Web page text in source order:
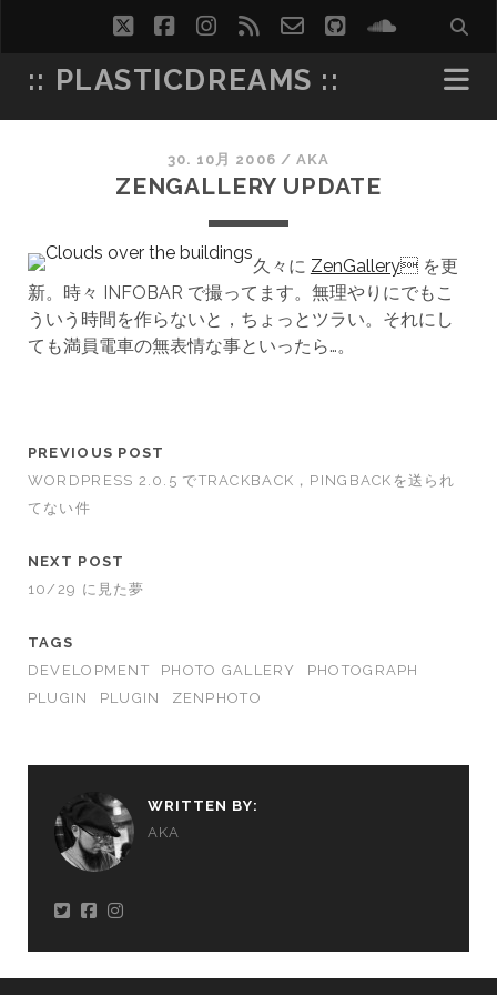
twitterfacebookinstagram
rss email-
form
github
:: PLASTICDREAMS ::
30. 10月 2006 / AKA
ZENGALLERY UPDATE
久々に ZenGallery を更
新。時々 INFOBAR で撮ってます。無理やりにでもこ
ういう時間を作らないと，ちょっとツラい。それにし
ても満員電車の無表情な事といったら…。
PREVIOUS POST
WORDPRESS 2.0.5 でTRACKBACK，PINGBACKを送られ
てない件
NEXT POST
10/29 に見た夢
TAGS
DEVELOPMENT
PHOTO GALLERY
PHOTOGRAPH
PLUGIN
PLUGIN ZENPHOTO
WRITTEN BY:
AKA